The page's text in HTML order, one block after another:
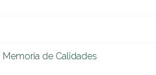
Memoria de Calidades